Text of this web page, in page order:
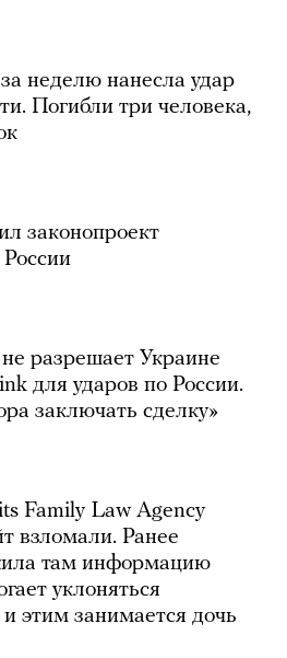
неделю нанесла удар
Погибли три человека,
законопроект
разрешает Украине
для ударов по России.
заключать сделку»
Family Law Agency
взломали. Ранее
там информацию
уклоняться
этим занимается дочь